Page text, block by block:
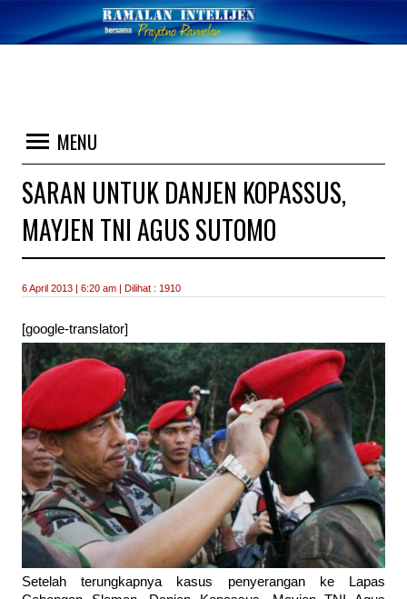
MENU
SARAN UNTUK DANJEN KOPASSUS,
MAYJEN TNI AGUS SUTOMO
6 April 2013 | 6:20 am | Dilihat : 1910
[google-translator]
Setelah terungkapnya kasus penyerangan ke Lapas